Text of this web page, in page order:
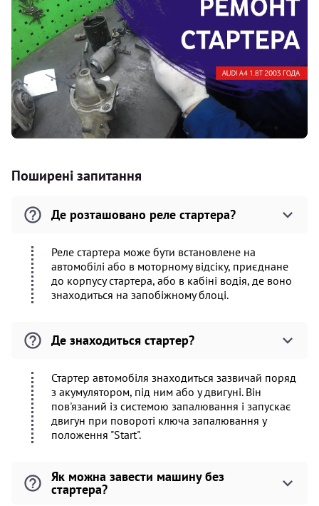
Поширені запитання
Де розташовано реле стартера?
Реле стартера може бути встановлене на
автомобілі або в моторному відсіку, приєднане
до корпусу стартера, або в кабіні водія, де воно
знаходиться на запобіжному блоці.
Де знаходиться стартер?
Стартер автомобіля знаходиться зазвичай поряд
з акумулятором, під ним або у двигуні. Він
пов'язаний із системою запалювання і запускає
двигун при повороті ключа запалювання у
положення "Start".
Як можна завести машину без
стартера?